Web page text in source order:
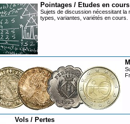
Pointages / Etudes en cours
Sujets de discussion nécessitant la
types, variantes, variétés en cours.
Vols / Pertes